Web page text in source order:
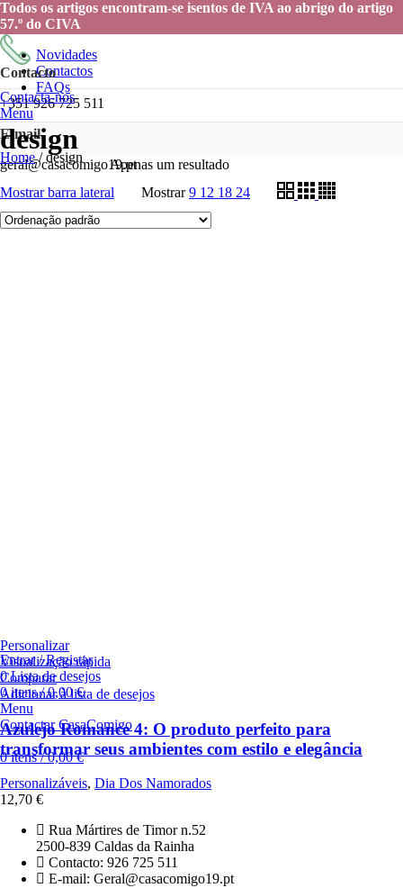
Todos os artigos encontram-se isentos de IVA ao abrigo do artigo
57.º do CIVA
Novidades
Contactos
FAQs
Contacto
+351 926 725 511
E-mail
geral@casacomigo19.pt
Entrar / Registar
0Lista de desejos
0itens / 0,00€
Menu
Contactar CasaComigo
0itens / 0,00€
Contacta-nos
Menu
design
Home/design
Apenas um resultado
Mostrar barra lateral
Mostrar9 12 18 24
Personalizar
Visualização rápida
Comparar
Adicionar à lista de desejos
Azulejo Romance 4: O produto perfeito para
transformar seus ambientes com estilo e elegância
Personalizáveis, Dia Dos Namorados
12,70 €
Rua Mártires de Timor n.52
2500-839 Caldas da Rainha
Contacto: 926 725 511
E-mail: Geral@casacomigo19.pt